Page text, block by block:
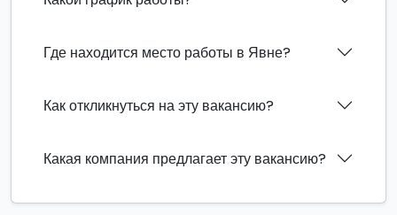
Где находится место работы в Явне?
Как откликнуться на эту вакансию?
Какая компания предлагает эту вакансию?